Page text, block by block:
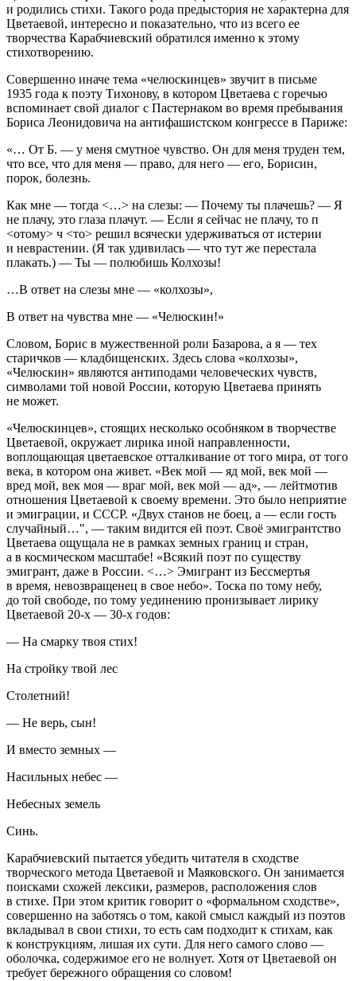
и родились стихи. Такого рода предыстория не характерна для
Цветаевой, интересно и показательно, что из всего ее
творчества Карабчиевский обратился именно к этому
стихотворению.
Совершенно иначе тема «челюскинцев» звучит в письме
1935 года к поэту Тихонову, в котором Цветаева с горечью
вспоминает свой диалог с Пастернаком во время пребывания
Бориса Леонидовича на антифашистском конгрессе в Париже:
«… От Б. — у меня смутное чувство. Он для меня труден тем,
что все, что для меня — право, для него — его, Борисин,
порок, болезнь.
Как мне — тогда <…> на слезы: — Почему ты плачешь? — Я
не плачу, это глаза плачут. — Если я сейчас не плачу, то п
<отому> ч <то> решил всячески удерживаться от истерии
и неврастении. (Я так удивилась — что тут же перестала
плакать.) — Ты — полюбишь Колхозы!
…В ответ на слезы мне — «колхозы»,
В ответ на чувства мне — «Челюскин!»
Словом, Борис в мужественной роли Базарова, а я — тех
старичков — кладбищенских. Здесь слова «колхозы»,
«Челюскин» являются антиподами человеческих чувств,
символами той новой России, которую Цветаева принять
не может.
«Челюскинцев», стоящих несколько особняком в творчестве
Цветаевой, окружает лирика иной направленности,
воплощающая цветаевское отталкивание от того мира, от того
века, в котором она живет. «Век мой — яд мой, век мой —
вред мой, век моя — враг мой, век мой — ад», — лейтмотив
отношения Цветаевой к своему времени. Это было неприятие
и эмиграции, и СССР. «Двух станов не боец, а — если гость
случайный…", — таким видится ей поэт. Своё эмигрантство
Цветаева ощущала не в рамках земных границ и стран,
а в космическом масштабе! «Всякий поэт по существу
эмигрант, даже в России. <…> Эмигрант из Бессмертья
в время, невозвращенец в свое небо». Тоска по тому небу,
до той свободе, по тому уединению пронизывает лирику
Цветаевой 20-х — 30-х годов:
— На смарку твоя стих!
На стройку твой лес
Столетний!
— Не верь, сын!
И вместо земных —
Насильных небес —
Небесных земель
Синь.
Карабчиевский пытается убедить читателя в сходстве
творческого метода Цветаевой и Маяковского. Он занимается
поисками схожей лексики, размеров, расположения слов
в стихе. При этом критик говорит о «формальном сходстве»,
совершенно на заботясь о том, какой смысл каждый из поэтов
вкладывал в свои стихи, то есть сам подходит к стихам, как
к конструкциям, лишая их сути. Для него самого слово —
оболочка, содержимое его не волнует. Хотя от Цветаевой он
требует бережного обращения со словом!